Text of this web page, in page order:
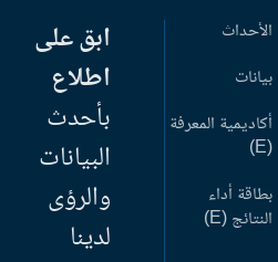
الأحداث
بيانات
أكاديمية المعرفة
بطاقة أداء
النتائج (E)
ابق على
اطلاع
بأحدث
البيانات
والرؤى
لدينا